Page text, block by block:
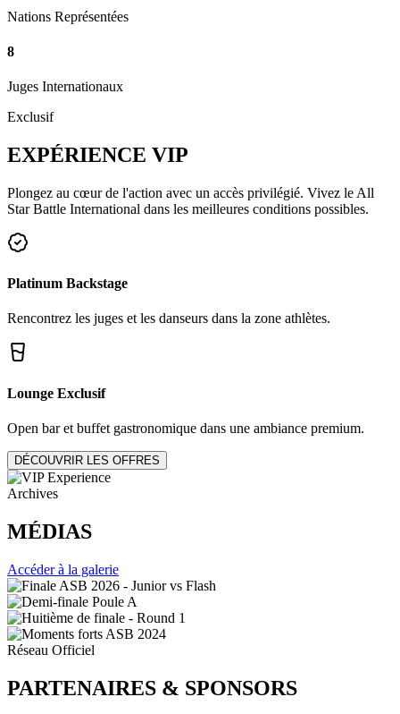
Nations Représentées
8
Juges Internationaux
Exclusif
EXPÉRIENCE VIP
Plongez au cœur de l'action avec un accès privilégié. Vivez le All
Star Battle International dans les meilleures conditions possibles.
Platinum Backstage
Rencontrez les juges et les danseurs dans la zone athlètes.
Lounge Exclusif
Open bar et buffet gastronomique dans une ambiance premium.
DÉCOUVRIR LES OFFRES
Archives
MÉDIAS
Accéder à la galerie
Réseau Officiel
PARTENAIRES & SPONSORS